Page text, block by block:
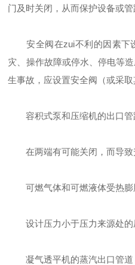
门及时关闭，从而保护设备或管
安全阀在zui不利的因素下
灾、操作故障或停水、停电等
生事故，应设置安全阀（或采取
容积式泵和压缩机的出口管
在两端有可能关闭，而导致
可燃气体和可燃液体受热膨
设计压力小于压力来源处的
凝气透平机的蒸汽出口管道